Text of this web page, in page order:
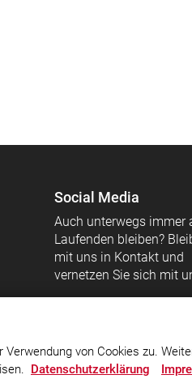
Social Media
Auch unterwegs immer
Laufenden bleiben?
mit uns in Kontakt und
vernetzen Sie sich mit
von Cookies zu.
Datenschutzerklärung